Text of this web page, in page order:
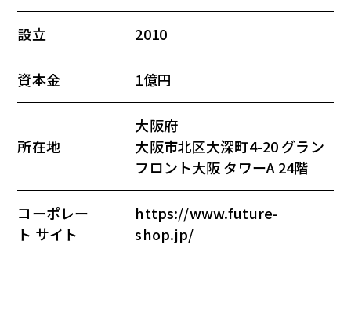
設立 2010
資本金 1億円
所在地
大阪府
大阪市北区大深町4-20 グラン
フロント大阪 タワーA 24階
コーポレー
ト サイト
https://www.future-
shop.jp/